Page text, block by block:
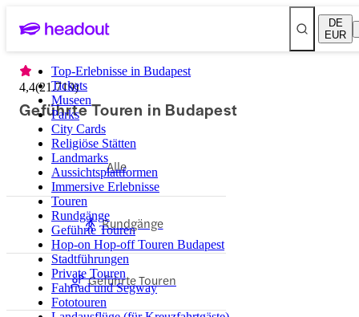
DE
EUR
Top-Erlebnisse in Budapest
Tickets
Museen
Parks
City Cards
Religiöse Stätten
Landmarks
Aussichtsplattformen
Immersive Erlebnisse
Touren
Rundgänge
Geführte Touren
Hop-on Hop-off Touren Budapest
Stadtführungen
Private Touren
Fahrrad und Segway
Fototouren
4,4(21.719)
Geführte Touren in Budapest
Alle
Rundgänge
Geführte Touren